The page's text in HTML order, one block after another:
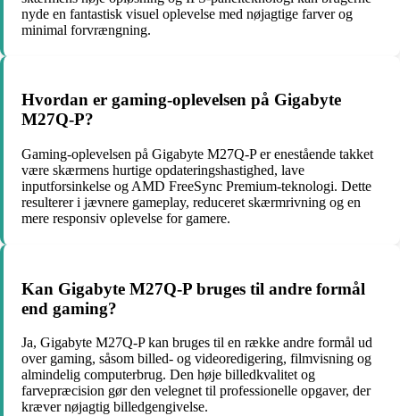
nyde en fantastisk visuel oplevelse med nøjagtige farver og
minimal forvrængning.
Hvordan er gaming-oplevelsen på Gigabyte
M27Q-P?
Gaming-oplevelsen på Gigabyte M27Q-P er enestående takket
være skærmens hurtige opdateringshastighed, lave
inputforsinkelse og AMD FreeSync Premium-teknologi. Dette
resulterer i jævnere gameplay, reduceret skærmrivning og en
mere responsiv oplevelse for gamere.
Kan Gigabyte M27Q-P bruges til andre formål
end gaming?
Ja, Gigabyte M27Q-P kan bruges til en række andre formål ud
over gaming, såsom billed- og videoredigering, filmvisning og
almindelig computerbrug. Den høje billedkvalitet og
farvepræcision gør den velegnet til professionelle opgaver, der
kræver nøjagtig billedgengivelse.